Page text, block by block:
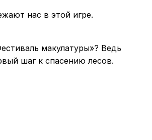
нас в этой игре.
макулатуры»? Ведь
шаг к спасению лесов.